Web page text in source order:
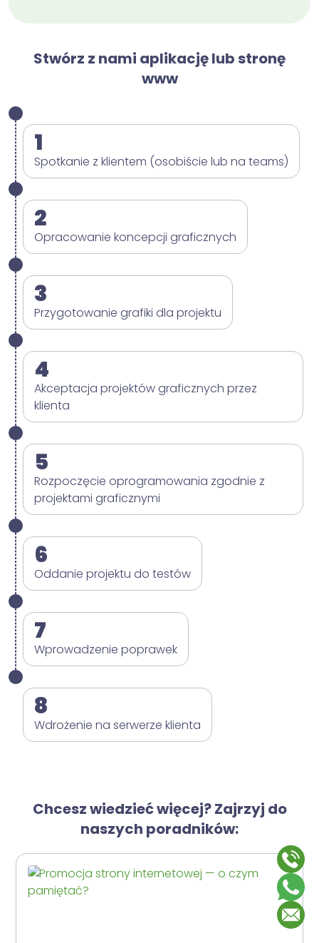
Stwórz z nami aplikację lub stronę
www
1
Spotkanie z klientem (osobiście lub na teams)
2
Opracowanie koncepcji graficznych
3
Przygotowanie grafiki dla projektu
4
Akceptacja projektów graficznych przez
klienta
5
Rozpoczęcie oprogramowania zgodnie z
projektami graficznymi
6
Oddanie projektu do testów
7
Wprowadzenie poprawek
8
Wdrożenie na serwerze klienta
Chcesz wiedzieć więcej? Zajrzyj do
naszych poradników: